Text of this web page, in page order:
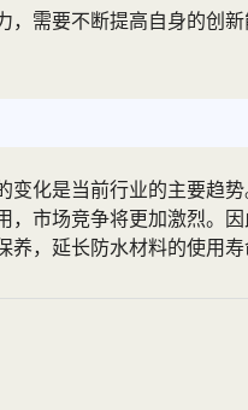
需要不断提高自身的创
化是当前行业的主要趋
市场竞争将更加激烈。
，延长防水材料的使用寿